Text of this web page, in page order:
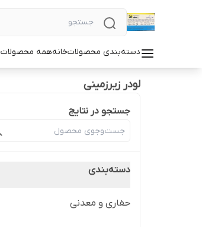
دسته‌بندی محصولاتخانههمه محصولات
لودر زیرزمینی
جستجو در نتایج
دسته‌بندی
حفاری و معدنی